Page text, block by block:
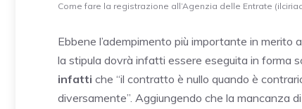
Come fare la registrazione all’Agenzia delle Entrate
Ebbene l’adempimento più importante in
la stipula dovrà infatti essere eseguita in forma
infatti che “il contratto è nullo quando è
diversamente”. Aggiungendo che la mancanza